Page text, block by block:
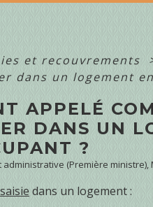
et recouvrements
dans un logement
APPELÉ
DANS UN
?
(Première
saisie dans un logement :